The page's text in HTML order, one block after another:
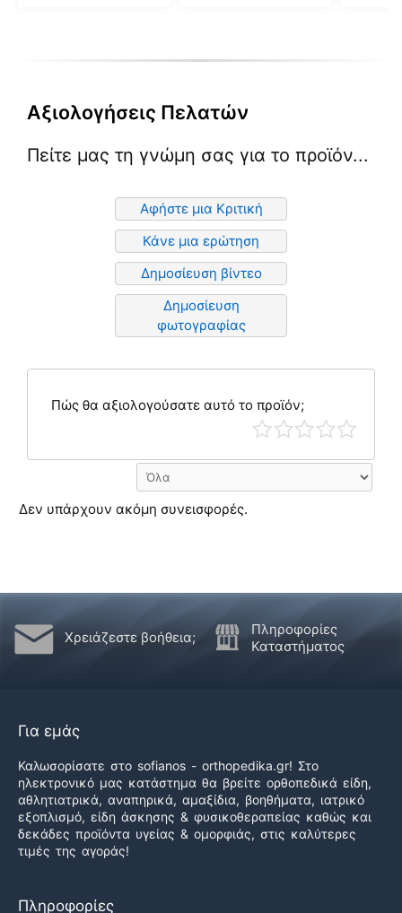
Αξιολογήσεις Πελατών
Πείτε μας τη γνώμη σας για το προϊόν...
Αφήστε μια Κριτική
Κάνε μια ερώτηση
Δημοσίευση βίντεο
Δημοσίευση
φωτογραφίας
Πώς θα αξιολογούσατε αυτό το προϊόν;
Δεν υπάρχουν ακόμη συνεισφορές.
Χρειάζεστε βοήθεια;
Πληροφορίες
Καταστήματος
Για εμάς
Καλωσορίσατε στο sofianos - orthopedika.gr! Στο
ηλεκτρονικό μας κατάστημα θα βρείτε ορθοπεδικά είδη,
αθλητιατρικά, αναπηρικά, αμαξίδια, βοηθήματα, ιατρικό
εξοπλισμό, είδη άσκησης & φυσικοθεραπείας καθώς και
δεκάδες προϊόντα υγείας & ομορφιάς, στις καλύτερες
τιμές της αγοράς!
Πληροφορίες